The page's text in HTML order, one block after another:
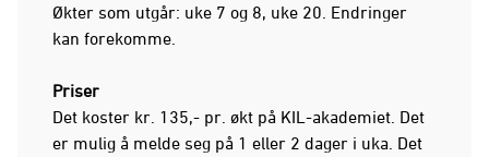
Økter som utgår: uke 7 og 8, uke 20. Endringer
kan forekomme.
Priser
Det koster kr. 135,- pr. økt på KIL-akademiet. Det
er mulig å melde seg på 1 eller 2 dager i uka. Det